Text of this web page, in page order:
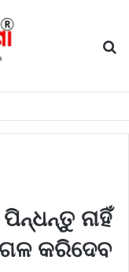
ନାହିଁ
କରିଦେବ